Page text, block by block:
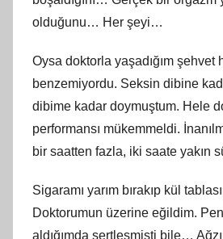
olduğunu… Her şeyi…
Oysa doktorla yaşadığım şehvet
benzemiyordu. Seksin dibine
dibime kadar doymuştum. Hele
performansı mükemmeldi.
bir saatten fazla, iki saate yakın
Sigaramı yarım bırakıp kül
Doktorumun üzerine eğildim.
aldığımda sertleşmişti bile…